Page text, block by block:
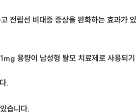
전립선 비대증 증상을 완화하는 효과가 있
용량이 남성형 탈모 치료제로 사용되기
.
습니다.